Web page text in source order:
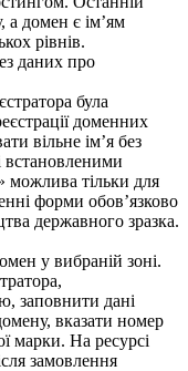
а домен є ім’ям
рівнів.
даних про
була
доменних
вільне ім’я без
встановленими
можлива тільки для
форми обов’язково
державного зразка.
у вибраній зоні.
заповнити дані
вказати номер
марки. На ресурсі
замовлення